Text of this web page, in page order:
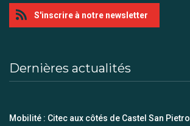
S'inscrire à notre newsletter
Dernières actualités
Mobilité : Citec aux côtés de Castel San Pietro